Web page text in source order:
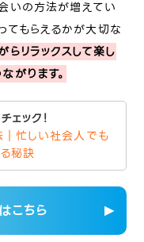
いの方法が増えてい
てもらえるかが大切な
リラックスして楽し
がります。
ェック！
忙しい社会人でも
秘訣
こちら